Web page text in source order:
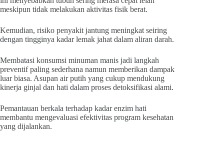
meskipun tidak melakukan aktivitas fisik berat.
Kemudian, risiko penyakit jantung meningkat seiring
dengan tingginya kadar lemak jahat dalam aliran darah.
Membatasi konsumsi minuman manis jadi langkah
preventif paling sederhana namun memberikan dampak
luar biasa. Asupan air putih yang cukup mendukung
kinerja ginjal dan hati dalam proses detoksifikasi alami.
Pemantauan berkala terhadap kadar enzim hati
membantu mengevaluasi efektivitas program kesehatan
yang dijalankan.